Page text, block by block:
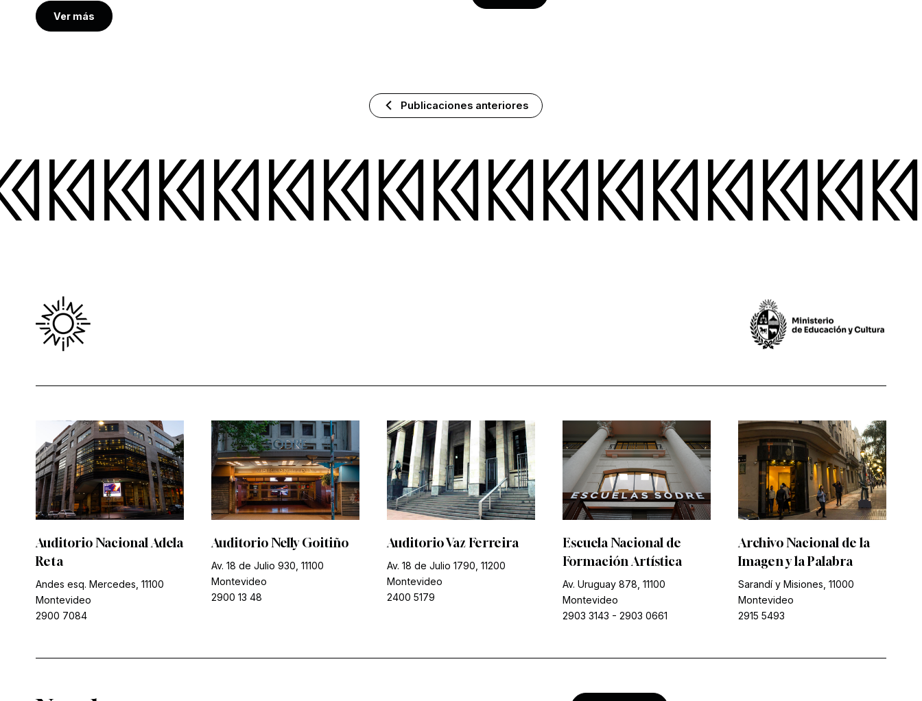
Ver más
Publicaciones anteriores
Auditorio Nacional Adela
Reta
Andes esq. Mercedes, 11100
Montevideo
2900 7084
Auditorio Nelly Goitiño
Av. 18 de Julio 930, 11100
Montevideo
2900 13 48
Auditorio Vaz Ferreira
Av. 18 de Julio 1790, 11200
Montevideo
2400 5179
Escuela Nacional de
Formación Artística
Av. Uruguay 878, 11100
Montevideo
2903 3143 - 2903 0661
Archivo Nacional de la
Imagen y la Palabra
Sarandí y Misiones, 11000
Montevideo
2915 5493